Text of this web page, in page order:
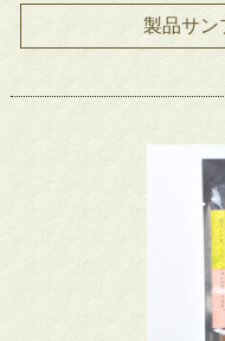
製品サン